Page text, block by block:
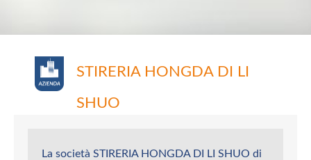
STIRERIA HONGDA DI LI
SHUO
La società STIRERIA HONGDA DI LI SHUO di